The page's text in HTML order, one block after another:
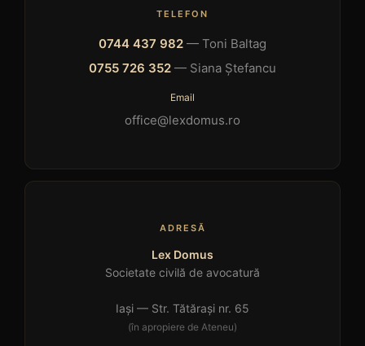
TELEFON
0744 437 982 — Toni Baltag
0755 726 352 — Siana Ștefancu
Email
office@lexdomus.ro
ADRESĂ
Lex Domus
Societate civilă de avocatură
Iași — Str. Tătărași nr. 65
(în apropiere de Ateneu)